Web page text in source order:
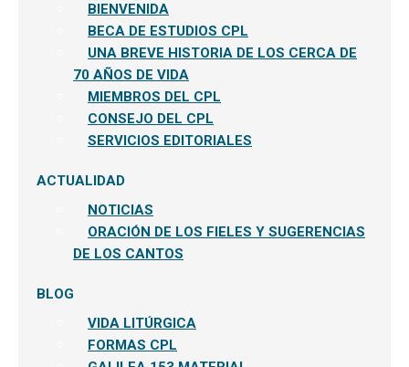
BIENVENIDA
BECA DE ESTUDIOS CPL
UNA BREVE HISTORIA DE LOS CERCA DE
70 AÑOS DE VIDA
MIEMBROS DEL CPL
CONSEJO DEL CPL
SERVICIOS EDITORIALES
ACTUALIDAD
NOTICIAS
ORACIÓN DE LOS FIELES Y SUGERENCIAS
DE LOS CANTOS
BLOG
VIDA LITÚRGICA
FORMAS CPL